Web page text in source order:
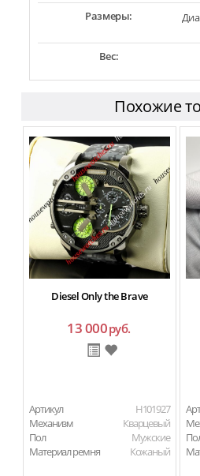
Размеры:
Вес:
Похожие
Diesel Only the Brave
13 000руб.
Артикул
H101927
Механизм
Кварцевый
Пол
Мужские
Материал ремня
Кожаный